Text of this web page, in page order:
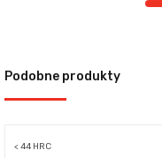
Podobne produkty
< 44 HRC